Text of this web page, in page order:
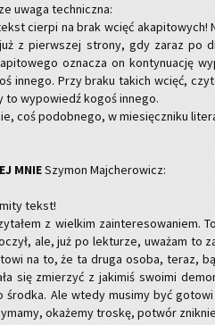
uwaga tech­nicz­na:
cier­pi na brak wcięć
z pierw­szej stro­ny, gdy zaraz po
ozna­cza on kon­ty­nu­ację
in­ne­go. Przy braku ta­kich wcięć,
to wy­po­wiedź kogoś in­ne­go.
coś po­dob­ne­go, w mie­sięcz­ni­ku
MNIESzy­mon Maj­che­ro­wicz:
tekst!
z wiel­kim za­in­te­re­so­wa­niem.
ale, już po lek­tu­rze, uwa­żam to
na to, że ta druga osoba, teraz,
się zmie­rzyć z ja­ki­miś swo­imi
środ­ka. Ale wtedy mu­si­my być
oka­że­my tro­skę, po­twór